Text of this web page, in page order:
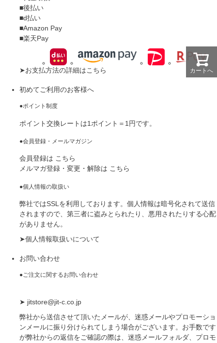
カートへ
■後払い
■d払い
■Amazon Pay
■楽天Pay
➤お支払方法の詳細はこちら
初めてご利用のお客様へ
●ポイント制度
ポイント交換レートは1ポイント＝1円です。
●会員登録・メールマガジン
会員登録は こちら
メルマガ登録・変更・解除は こちら
●個人情報の取扱い
弊社ではSSLを利用しております。個人情報は暗号化されて送信
されますので、第三者に盗みとられたり、悪用されたりする心配
がありません。
➤個人情報取扱いについて
お問い合わせ
●ご注文に関するお問い合わせ
➤ jitstore@jit-c.co.jp
弊社から送信させて頂いたメールが、迷惑メールやプロモーショ
ンメールに振り分けられてしまう場合がございます。お手数です
が弊社からの返信をご確認の際は、迷惑メールフォルダ、プロモ